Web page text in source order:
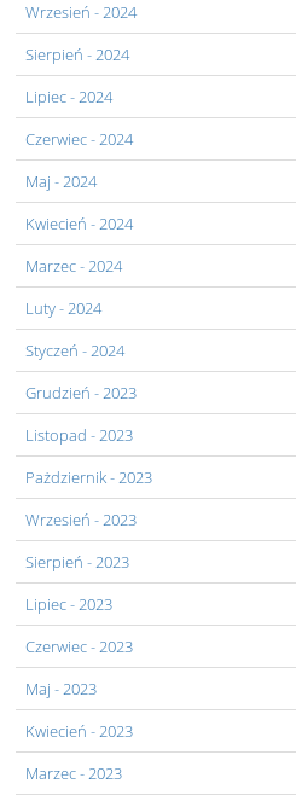
Wrzesień - 2024
Sierpień - 2024
Lipiec- 2024
Czerwiec- 2024
Maj - 2024
Kwiecień - 2024
Marzec- 2024
Luty- 2024
Styczeń - 2024
Grudzień - 2023
Listopad - 2023
Pażdziernik- 2023
Wrzesień - 2023
Sierpień - 2023
Lipiec- 2023
Czerwiec- 2023
Maj - 2023
Kwiecień - 2023
Marzec- 2023